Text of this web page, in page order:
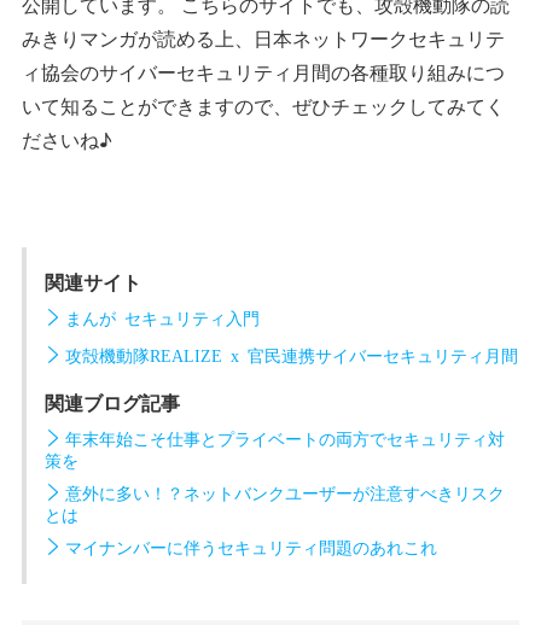
みきりマンガが読める上、日本ネットワークセキュリテ
ィ協会のサイバーセキュリティ月間の各種取り組みにつ
いて知ることができますので、ぜひチェックしてみてく
ださいね♪
関連サイト
まんが セキュリティ入門
攻殻機動隊REALIZE x 官民連携サイバーセキュリティ月間
関連ブログ記事
年末年始こそ仕事とプライベートの両方でセキュリティ対
策を
意外に多い！？ネットバンクユーザーが注意すべきリスク
とは
マイナンバーに伴うセキュリティ問題のあれこれ